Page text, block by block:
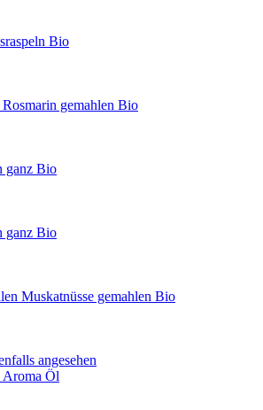
Bio
Rosmarin gemahlen Bio
ganz Bio
ganz Bio
Muskatnüsse gemahlen Bio
angesehen
Aroma Öl